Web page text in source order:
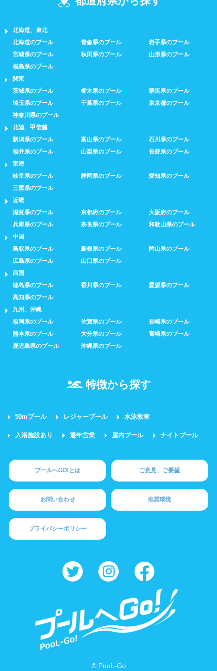
北海道、東北
北海道のプール
青森県のプール
岩手県のプール
宮城県のプール
秋田県のプール
山形県のプール
福島県のプール
関東
茨城県のプール
栃木県のプール
群馬県のプール
埼玉県のプール
千葉県のプール
東京都のプール
神奈川県のプール
北陸、甲信越
新潟県のプール
富山県のプール
石川県のプール
福井県のプール
山梨県のプール
長野県のプール
東海
岐阜県のプール
静岡県のプール
愛知県のプール
三重県のプール
近畿
滋賀県のプール
京都府のプール
大阪府のプール
兵庫県のプール
奈良県のプール
和歌山県のプール
中国
鳥取県のプール
島根県のプール
岡山県のプール
広島県のプール
山口県のプール
四国
徳島県のプール
香川県のプール
愛媛県のプール
高知県のプール
九州、沖縄
福岡県のプール
佐賀県のプール
長崎県のプール
熊本県のプール
大分県のプール
宮崎県のプール
鹿児島県のプール
沖縄県のプール
特徴から探す
50mプール レジャープール 水泳教室
入浴施設あり 通年営業 屋内プール ナイトプール
プールへGO!とは ご意見、ご要望
お問い合わせ 推奨環境
プライバシーポリシー
© PooL-Go